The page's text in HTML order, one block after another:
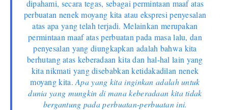
dipahami, secara tegas, sebagai permintaan maaf atas
perbuatan nenek moyang kita atau ekspresi penyesalan
atas apa yang telah terjadi. Melainkan merupakan
permintaan maaf atas perbuatan pada masa lalu, dan
penyesalan yang diungkapkan adalah bahwa kita
berhutang atas keberadaan kita dan hal-hal lain yang
kita nikmati yang disebabkan ketidakadilan nenek
moyang kita.Apa yang kita inginkan adalah untuk
dunia yang mungkin di mana keberadaan kita tidak
bergantung pada perbuatan-perbuatan ini.